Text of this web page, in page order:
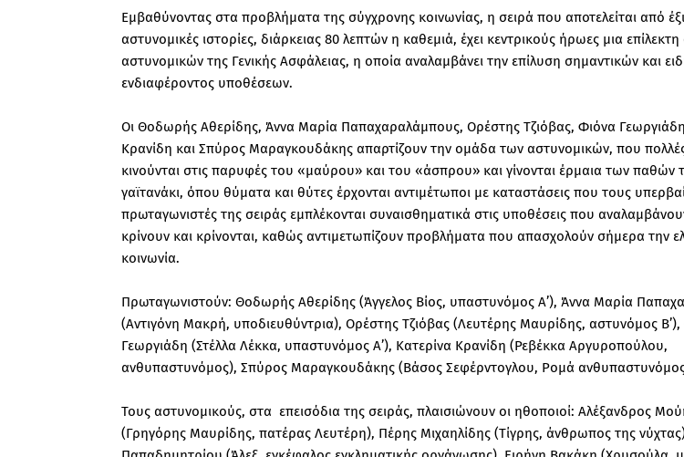
Εμβαθύνοντας στα προβλήματα της σύγχρονης κοινωνίας, η σειρά που αποτελείται από έξι
αστυνομικές ιστορίες, διάρκειας 80 λεπτών η καθεμιά, έχει κεντρικούς ήρωες μια
αστυνομικών της Γενικής Ασφάλειας, η οποία αναλαμβάνει την επίλυση σημαντικών και
ενδιαφέροντος υποθέσεων.
Οι Θοδωρής Αθερίδης, Άννα Μαρία Παπαχαραλάμπους, Ορέστης Τζιόβας, Φιόνα
Κρανίδη και Σπύρος Μαραγκουδάκης απαρτίζουν την ομάδα των αστυνομικών, που
κινούνται στις παρυφές του «μαύρου» και του «άσπρου» και γίνονται έρμαια των παθών
γαϊτανάκι, όπου θύματα και θύτες έρχονται αντιμέτωποι με καταστάσεις που τους
πρωταγωνιστές της σειράς εμπλέκονται συναισθηματικά στις υποθέσεις που
κρίνουν και κρίνονται, καθώς αντιμετωπίζουν προβλήματα που απασχολούν σήμερα την
κοινωνία.
Πρωταγωνιστούν: Θοδωρής Αθερίδης (Άγγελος Βίος, υπαστυνόμος Α’), Άννα Μαρία
(Αντιγόνη Μακρή, υποδιευθύντρια), Ορέστης Τζιόβας (Λευτέρης Μαυρίδης, αστυνόμος Β’),
Γεωργιάδη (Στέλλα Λέκκα, υπαστυνόμος Α’), Κατερίνα Κρανίδη (Ρεβέκκα Αργυροπούλου,
ανθυπαστυνόμος), Σπύρος Μαραγκουδάκης (Βάσος Σεφέρντογλου, Ρομά
Τους αστυνομικούς, στα επεισόδια της σειράς, πλαισιώνουν οι ηθοποιοί: Αλέξανδρος
(Γρηγόρης Μαυρίδης, πατέρας Λευτέρη), Πέρης Μιχαηλίδης (Τίγρης, άνθρωπος της